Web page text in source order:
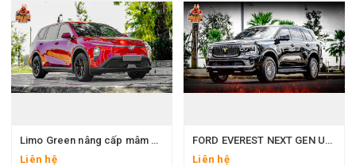
Limo Green nâng cấp mâm 18 inch Thái Lan & bọc ghế da Nappa – Đẹp sang, ngồi êm, dùng lâu dài
Liên hệ
FORD EVEREST NEXT GEN UP BODY VICTOR V1
Liên hệ